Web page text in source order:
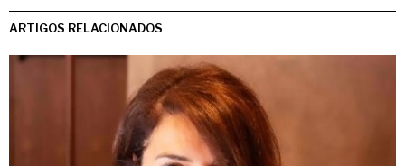
ARTIGOS RELACIONADOS